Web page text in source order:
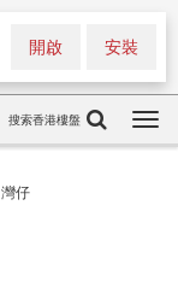
安裝
開啟
搜索香港樓盤
灣仔